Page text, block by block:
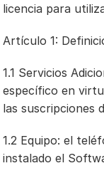
licencia para
Artículo 1:
1.1 Servicios
específico en
las suscripciones
1.2 Equipo: el
instalado el